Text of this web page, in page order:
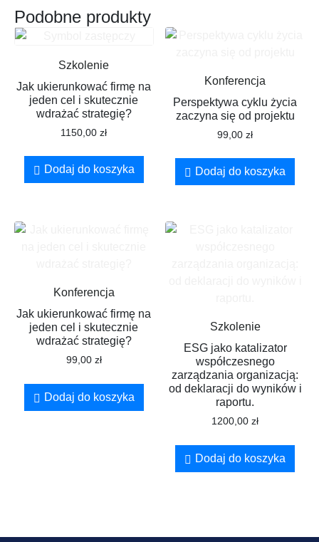
Podobne produkty
Szkolenie
Jak ukierunkować firmę na
jeden cel i skutecznie
wdrażać strategię?
1150,00zł
Dodaj do koszyka
Konferencja
Perspektywa cyklu życia
zaczyna się od projektu
99,00zł
Dodaj do koszyka
Konferencja
Jak ukierunkować firmę na
jeden cel i skutecznie
wdrażać strategię?
99,00 zł
Dodaj do koszyka
Szkolenie
ESG jako katalizator
współczesnego
zarządzania organizacją:
od deklaracji do wyników i
raportu.
1200,00zł
Dodaj do koszyka